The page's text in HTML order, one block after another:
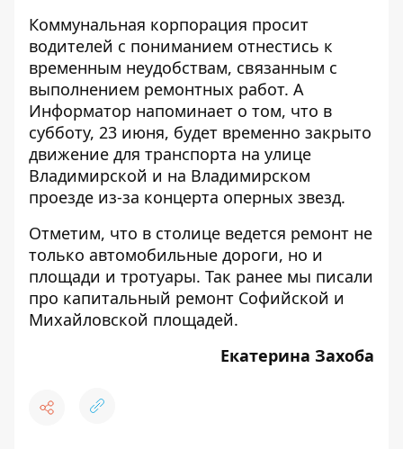
Коммунальная корпорация просит
водителей с пониманием отнестись к
временным неудобствам, связанным с
выполнением ремонтных работ. А
Информатор напоминает о том, что в
субботу, 23 июня, будет временно закрыто
движение для транспорта на улице
Владимирской и на Владимирском
проезде из-за концерта оперных звезд.
Отметим, что в столице ведется ремонт не
только автомобильные дороги, но и
площади и тротуары. Так ранее мы писали
про капитальный ремонт Софийской и
Михайловской площадей.
Екатерина Захоба